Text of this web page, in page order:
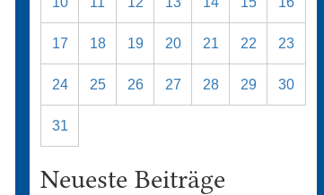
17 18 19 20 21 22 23
24 25 26 27 28 29 30
31
Neueste Beiträge